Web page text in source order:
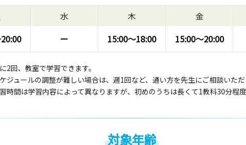
20:00
水
ー
木
15:00〜18:00
金
15:00〜20:00
2回、教室で学習できます。
ジュールの調整が難しい場合は、週1回など、通い方を先生にご相談いた
時間は学習内容によって異なりますが、初めのうちは長くて1教科30分程
対象年齢